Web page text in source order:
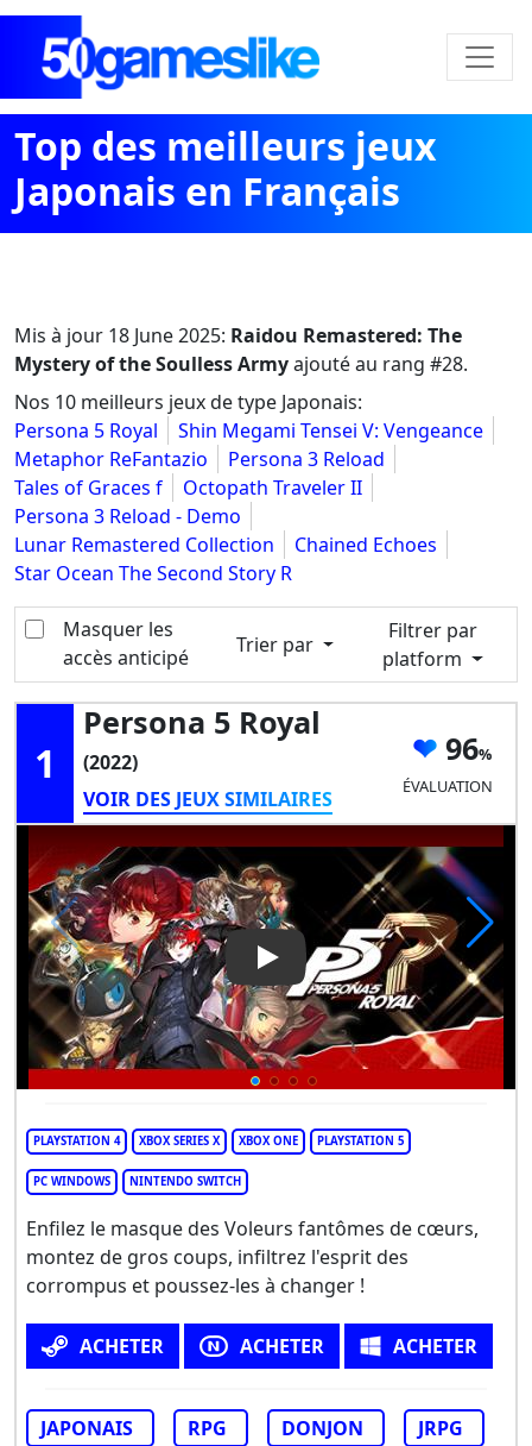
Top des meilleurs jeux
Japonais en Français
Mis à jour 18 June 2025: Raidou Remastered: The
Mystery of the Soulless Armyajouté au rang #28.
Nos 10 meilleurs jeux de type Japonais:
Persona 5 Royal
Shin Megami Tensei V: Vengeance
Metaphor ReFantazio
Persona 3 Reload
Tales of Graces f
Octopath Traveler II
Persona 3 Reload - Demo
Lunar Remastered Collection
Chained Echoes
Star Ocean The Second Story R
Masquer les
accès anticipé
Trier par
Filtrer par
platform
1
Persona 5 Royal
(2022)
VOIR DES JEUX SIMILAIRES
96
ÉVALUATION
Play Video: Persona 5 Royal
PLAYSTATION 4 XBOX SERIES X XBOX ONE PLAYSTATION 5
PC WINDOWS NINTENDO SWITCH
Enfilez le masque des Voleurs fantômes de cœurs,
montez de gros coups, infiltrez l'esprit des
corrompus et poussez-les à changer !
ACHETER ACHETER ACHETER
JAPONAIS RPG DONJON
JRPG